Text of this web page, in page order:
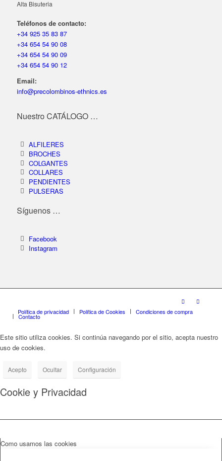
Alta Bisuteria
Teléfonos de contacto:
+34 925 35 83 87
+34 654 54 90 08
+34 654 54 90 09
+34 654 54 90 12
Email:
info@precolombinos-ethnics.es
Nuestro CATÁLOGO …
ALFILERES
BROCHES
COLGANTES
COLLARES
PENDIENTES
PULSERAS
Síguenos …
Facebook
Instagram
Política de privacidad Política de Cookies Condiciones de compra
Contacto
Este sitio utiliza cookies. Si continúa navegando por el sitio, acepta nuestro
uso de cookies.
Acepto Ocultar Configuración
Cookie y Privacidad
Como usamos las cookies